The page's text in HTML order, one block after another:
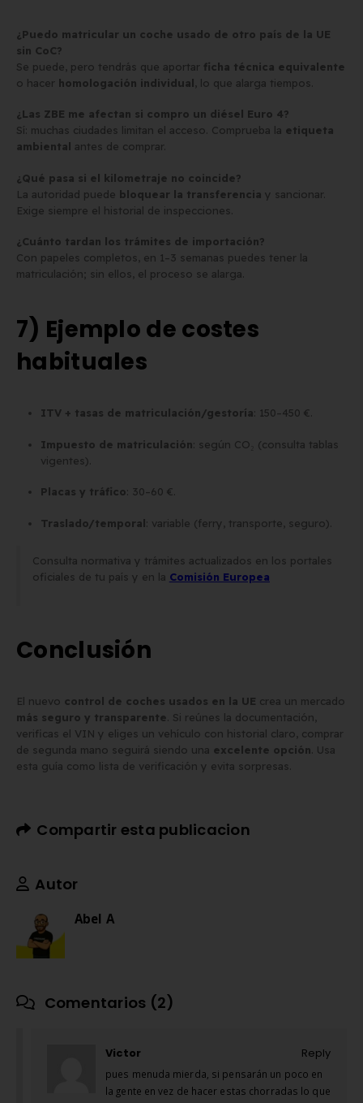
¿Puedo matricular un coche usado de otro país de la UE
sin CoC?
Se puede, pero tendrás que aportar ficha técnica equivalente
o hacer homologación individual , lo que alarga tiempos.
¿Las ZBE me afectan si compro un diésel Euro 4?
Sí: muchas ciudades limitan el acceso. Comprueba la etiqueta
ambiental antes de comprar.
¿Qué pasa si el kilometraje no coincide?
La autoridad puede bloquear la transferencia y sancionar.
Exige siempre el historial de inspecciones.
¿Cuánto tardan los trámites de importación?
Con papeles completos, en 1–3 semanas puedes tener la
matriculación; sin ellos, el proceso se alarga.
7) Ejemplo de costes
habituales
ITV + tasas de matriculación/gestoría : 150–450 €.
Impuesto de matriculación : según CO₂ (consulta tablas
vigentes).
Placas y tráfico : 30–60 €.
Traslado/temporal : variable (ferry, transporte, seguro).
Consulta normativa y trámites actualizados en los portales
oficiales de tu país y en la Comisión Europea
Conclusión
El nuevo control de coches usados en la UE crea un mercado
más seguro y transparente . Si reúnes la documentación,
verificas el VIN y eliges un vehículo con historial claro, comprar
de segunda mano seguirá siendo una excelente opción . Usa
esta guía como lista de verificación y evita sorpresas.
Compartir esta publicacion
Autor
Abel A
Comentarios (2)
Victor Reply
pues menuda mierda, si pensarán un poco en
la gente en vez de hacer estas chorradas lo que